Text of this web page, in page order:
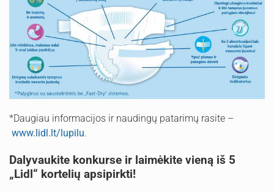
*Daugiau informacijos ir naudingų patarimų rasite –
www.lidl.lt/lupilu.
Dalyvaukite konkurse ir laimėkite vieną iš 5
„Lidl“ kortelių apsipirkti!